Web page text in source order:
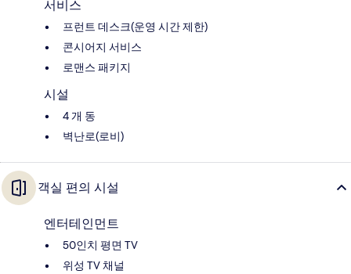
서비스
프런트 데스크(운영 시간 제한)
콘시어지 서비스
로맨스 패키지
시설
4 개 동
벽난로(로비)
객실 편의 시설
엔터테인먼트
50인치 평면 TV
위성 TV 채널